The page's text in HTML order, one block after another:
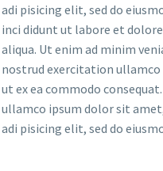
adi pisicing elit, sed do
inci didunt ut labore et
aliqua. Ut enim ad minim
nostrud exercitation
ut ex ea commodo
ullamco ipsum dolor sit
adi pisicing elit, sed do